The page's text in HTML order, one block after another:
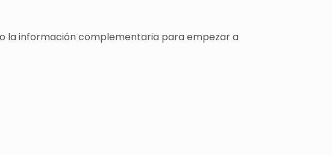
la información complementaria para empezar a